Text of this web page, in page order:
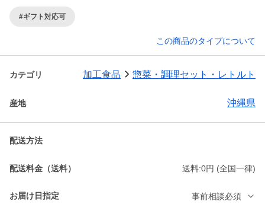
#ギフト対応可
この商品のタイプについて
カテゴリ 加工食品 惣菜・調理セット・レトルト
産地 沖縄県
配送方法
配送料金（送料） 送料:0円 (全国一律)
お届け日指定 事前相談必須